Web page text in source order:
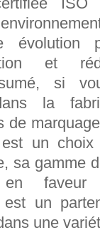
évolution
et
si
la
un
sa gamme
en
est un
une